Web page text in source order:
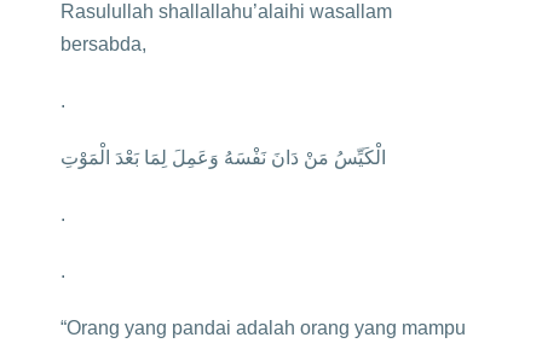
Rasulullah shallallahu’alaihi wasallam
bersabda,
.
‎ﺍﻟْﻜَﻴِّﺲُ ﻣَﻦْ ﺩَﺍﻥَ ﻧَﻔْﺴَﻪُ ﻭَﻋَﻤِﻞَ ﻟِﻤَﺎ ﺑَﻌْﺪَ ﺍﻟْﻤَﻮْﺕِ
.
.
“Orang yang pandai adalah orang yang mampu